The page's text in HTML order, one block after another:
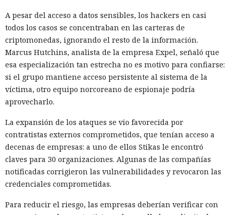
A pesar del acceso a datos sensibles, los hackers en casi
todos los casos se concentraban en las carteras de
criptomonedas, ignorando el resto de la información.
Marcus Hutchins, analista de la empresa Expel, señaló que
esa especialización tan estrecha no es motivo para confiarse:
si el grupo mantiene acceso persistente al sistema de la
víctima, otro equipo norcoreano de espionaje podría
aprovecharlo.
La expansión de los ataques se vio favorecida por
contratistas externos comprometidos, que tenían acceso a
decenas de empresas: a uno de ellos Stikas le encontró
claves para 30 organizaciones. Algunas de las compañías
notificadas corrigieron las vulnerabilidades y revocaron las
credenciales comprometidas.
Para reducir el riesgo, las empresas deberían verificar con